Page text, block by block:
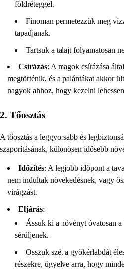
földréteggel.
Finoman permetezzük meg
tapadjanak.
Tartsuk a talajt folyamatosan
Csírázás: A magok csírázása
megtörténik, és a palántákat akkor
nagyok ahhoz, hogy kezelni
2. Tőosztás
A tőosztás a leggyorsabb és
szaporításának, különösen idősebb
Időzítés: A legjobb időpont a
nem indultak növekedésnek, vagy
virágzást.
Eljárás:
Ássuk ki a növényt óvatosan
sérüljenek.
Osszuk szét a gyökérlabdát
részekre, ügyelve arra, hogy